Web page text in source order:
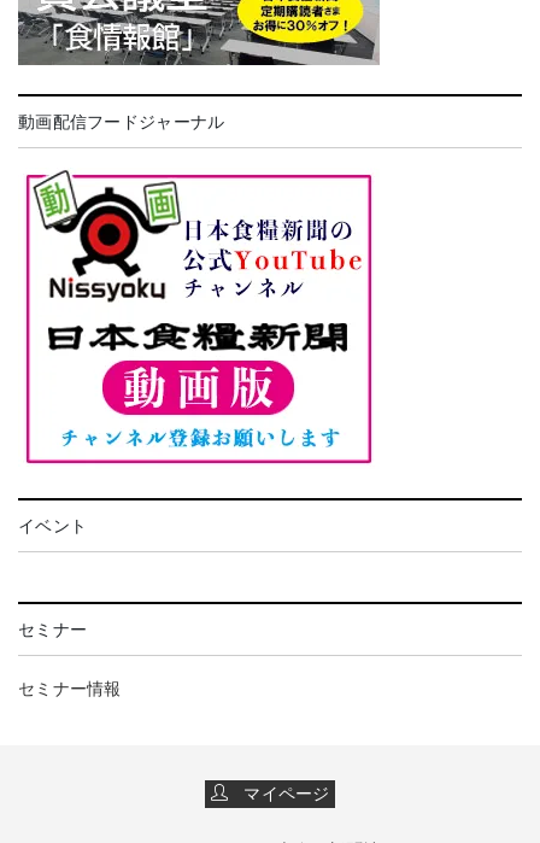
動画配信フードジャーナル
イベント
セミナー
セミナー情報
マイページ